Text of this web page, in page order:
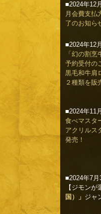
■2024年12
月会費支払
了のお知ら
■2024年12
「幻の割
予約受付の
黒毛和牛肩
２種類を販
■2024年11
食べマスタ
アクリルス
発売！
■2024年7月
【ジモン
国）」 ジャ